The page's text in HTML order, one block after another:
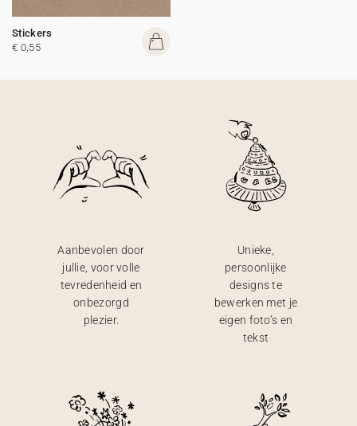
Stickers
€ 0,55
Aanbevolen door
jullie, voor volle
tevredenheid en
onbezorgd
plezier.
Unieke,
persoonlijke
designs te
bewerken met je
eigen foto’s en
tekst